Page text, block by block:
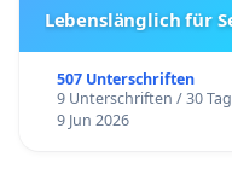
Lebenslänglich für
507 Unterschriften
9 Unterschriften / 30
9 Jun 2026